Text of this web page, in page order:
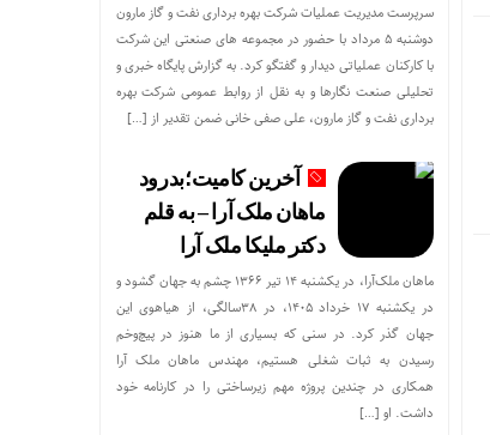
سرپرست مدیریت عملیات شرکت بهره برداری نفت و گاز مارون
دوشنبه ۵ مرداد با حضور در مجموعه های صنعتی این شرکت
با کارکنان عملیاتی دیدار و گفتگو کرد. به گزارش پایگاه خبری و
تحلیلی صنعت نگارها و به نقل از روابط عمومی شرکت بهره
برداری نفت و گاز مارون، علی صفی خانی ضمن تقدیر از […]
آخرین کامیت؛بدرود
ماهان ملک آرا – به قلم
دکتر ملیکا ملک آرا
ماهان ملک‌آرا، در یکشنبه ۱۴ تیر ۱۳۶۶ چشم به جهان گشود و
در یکشنبه ۱۷ خرداد ۱۴۰۵، در ۳۸سالگی، از هیاهوی این
جهان گذر کرد. در سنی که بسیاری از ما هنوز در پیچ‌وخم
رسیدن به ثبات شغلی هستیم، مهندس ماهان ملک آرا
همکاری در چندین پروژه مهم زیرساختی را در کارنامه خود
داشت. او […]